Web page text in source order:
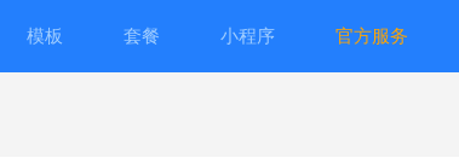
模板 套餐 小程序 官方服务